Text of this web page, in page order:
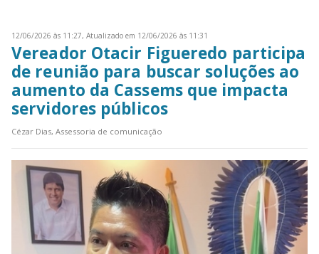
12/06/2026 às 11:27, Atualizado em 12/06/2026 às 11:31
Vereador Otacir Figueredo participa
de reunião para buscar soluções ao
aumento da Cassems que impacta
servidores públicos
Cézar Dias, Assessoria de comunicação